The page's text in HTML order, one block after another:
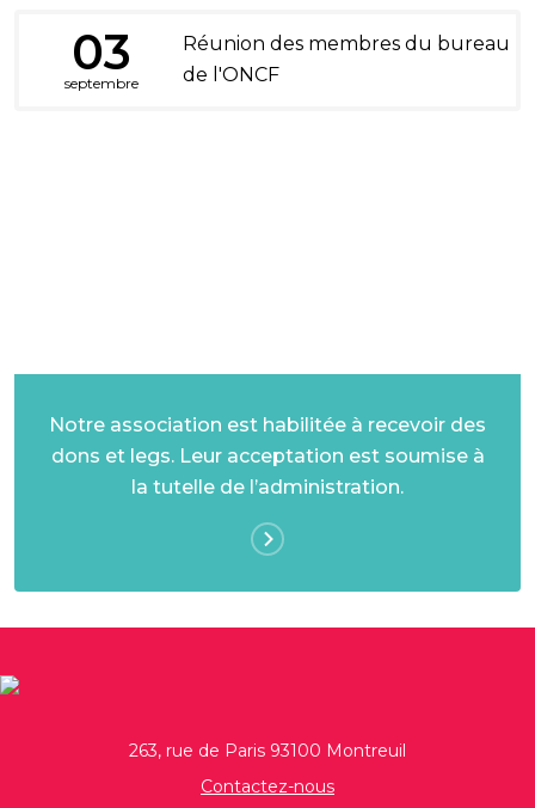
03
septembre
Réunion des membres du bureau
de l'ONCF
Notre association est habilitée à recevoir des
dons et legs. Leur acceptation est soumise à
la tutelle de l’administration.
263, rue de Paris 93100 Montreuil
Contactez-nous